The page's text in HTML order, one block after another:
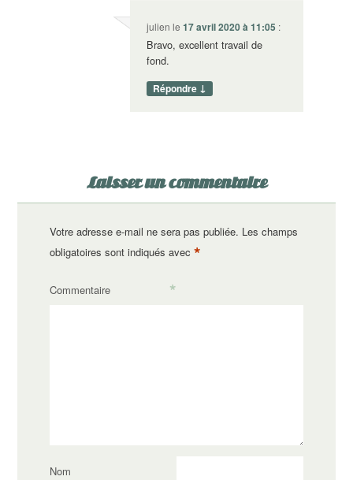
julien le 17 avril 2020 à 11:05 :
Bravo, excellent travail de
fond.
Répondre ↓
Laisser un commentaire
Votre adresse e-mail ne sera pas publiée. Les champs
obligatoires sont indiqués avec *
Commentaire *
Nom